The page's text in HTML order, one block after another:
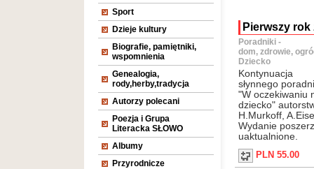
Sport
Dzieje kultury
Biografie, pamiętniki,
wspomnienia
Genealogia,
rody,herby,tradycja
Autorzy polecani
Poezja i Grupa
Literacka SŁOWO
Albumy
Przyrodnicze
Pierwszy rok
Poradniki -
dom, zdrowie,
Dziecko
Kontynuacja
słynnego
"W oczekiwaniu
dziecko"
H.Murkoff,
Wydanie
uaktualnione.
PLN 55.00